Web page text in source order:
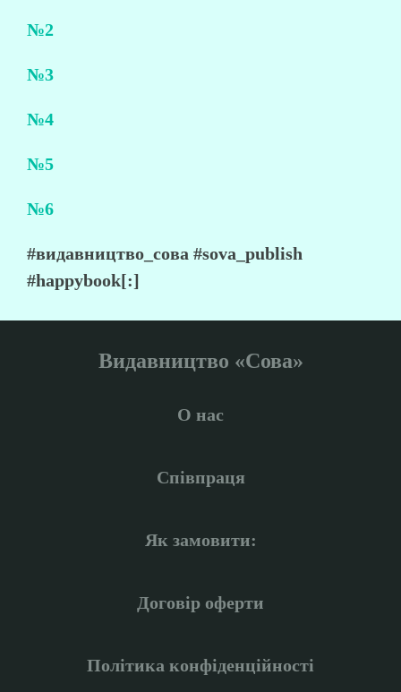
№2
№3
№4
№5
№6
#видавництво_сова #sova_publish
#happybook[:]
Видавництво «Сова»
О нас
Співпраця
Як замовити:
Договір оферти
Політика конфіденційності